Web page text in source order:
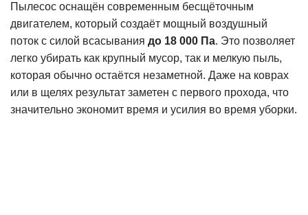
Пылесос оснащён современным бесщёточным
двигателем, который создаёт мощный воздушный
поток с силой всасывания до 18 000 Па. Это позволяет
легко убирать как крупный мусор, так и мелкую пыль,
которая обычно остаётся незаметной. Даже на коврах
или в щелях результат заметен с первого прохода, что
значительно экономит время и усилия во время уборки.